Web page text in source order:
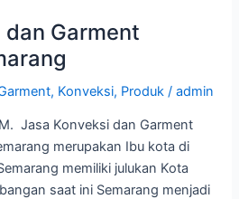
Garment
, Konveksi, Produk /admin
Jasa Konveksi dan Garment
merupakan Ibu kota di
memiliki julukan Kota
saat ini Semarang menjadi